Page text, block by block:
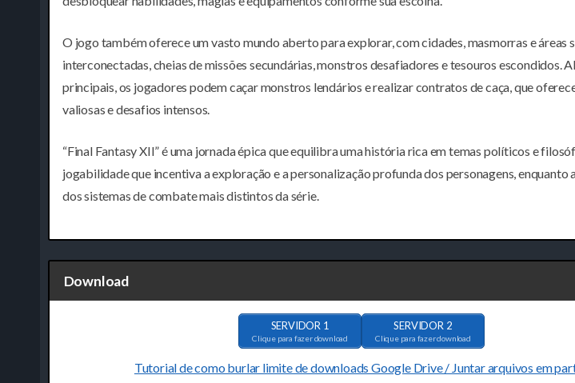
O jogo também oferece um vasto mundo aberto para explorar, com cidades, masmorras e áreas
interconectadas, cheias de missões secundárias, monstros desafiadores e tesouros escondidos.
principais, os jogadores podem caçar monstros lendários e realizar contratos de caça, que
valiosas e desafios intensos.
“Final Fantasy XII” é uma jornada épica que equilibra uma história rica em temas políticos e
jogabilidade que incentiva a exploração e a personalização profunda dos personagens, enquanto
dos sistemas de combate mais distintos da série.
Download
SERVIDOR 1
Clique para fazer download
SERVIDOR 2
Clique para fazer download
Tutorial de como burlar limite de downloads Google Drive / Juntar arquivos em